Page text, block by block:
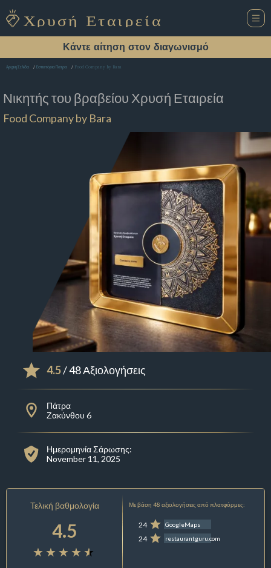
Κάντε αίτηση στον διαγωνισμό
Αρχική Σελίδα Εστιατόριο Πατρα Food Company by Bara
Νικητής του βραβείου Χρυσή Εταιρεία
Food Company by Bara
4.5/ 48 Αξιολογήσεις
Πάτρα
Ζακύνθου 6
Ημερομηνία Σάρωσης:
November 11, 2025
Τελική βαθμολογία
4.5
Με βάση 48 αξιολογήσεις από πλατφόρμες:
24 GoogleMaps
24 restaurantguru.com